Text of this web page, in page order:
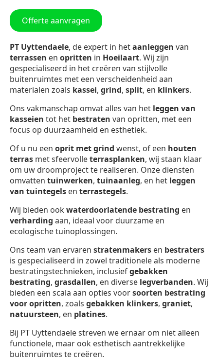
Offerte aanvragen
PT Uyttendaele, de expert in hetaanleggen van
terrassen en opritten in Hoeilaart. Wij zijn
gespecialiseerd in het creëren van stijlvolle
buitenruimtes met een verscheidenheid aan
materialen zoals kassei, grind, split, en klinkers.
Ons vakmanschap omvat alles van het leggen van
kasseien tot het bestraten van opritten, met een
focus op duurzaamheid en esthetiek.
Of u nu een oprit met grind wenst, of een houten
terras met sfeervolleterrasplanken, wij staan klaar
om uw droomproject te realiseren. Onze diensten
omvatten tuinwerken, tuinaanleg, en het leggen
van tuintegels en terrastegels.
Wij bieden ookwaterdoorlatende bestrating en
verharding aan, ideaal voor duurzame en
ecologische tuinoplossingen.
Ons team van ervaren stratenmakers en bestraters
is gespecialiseerd in zowel traditionele als moderne
bestratingstechnieken, inclusiefgebakken
bestrating, grasdallen, en diverse legverbanden. Wij
bieden een scala aan opties voorsoorten bestrating
voor opritten, zoals gebakken klinkers, graniet,
natuursteen, en platines.
Bij PT Uyttendaele streven we ernaar om niet alleen
functionele, maar ook esthetisch aantrekkelijke
buitenruimtes te creëren.